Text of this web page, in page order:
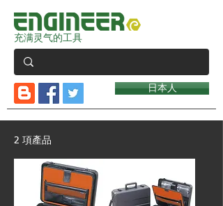
充满灵气的工具
日本人
2 項產品